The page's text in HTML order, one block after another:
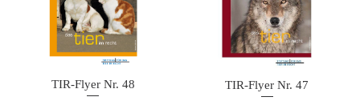
TIR-Flyer Nr. 48 TIR-Flyer Nr. 47